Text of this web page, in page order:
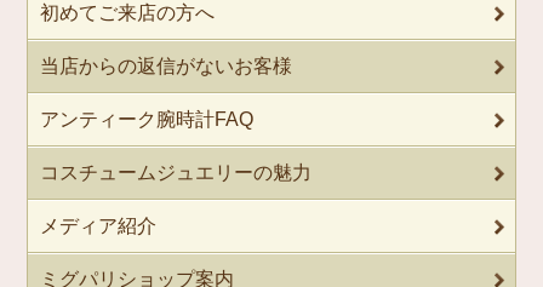
初めてご来店の方へ
当店からの返信がないお客様
アンティーク腕時計FAQ
コスチュームジュエリーの魅力
メディア紹介
ミグパリショップ案内